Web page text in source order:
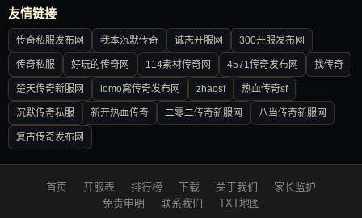
友情链接
传奇私服发布网 我本沉默传奇 诚志开服网 300开服发布网
传奇私服 好玩的传奇网 114素材传奇网 4571传奇发布网 找传奇
楚天传奇新服网 lomo窝传奇发布网 zhaosf 热血传奇sf
沉默传奇私服 新开热血传奇 二零二传奇新服网 八当传奇新服网
复古传奇发布网
首页 开服表 排行榜 下载 关于我们
家长监护
免责申明
联系我们 TXT地图